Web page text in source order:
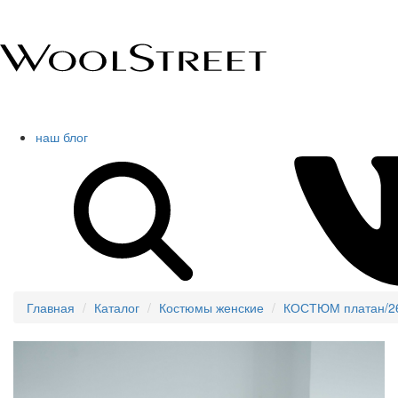
наш блог
Главная Каталог Костюмы женские КОСТЮМ платан/